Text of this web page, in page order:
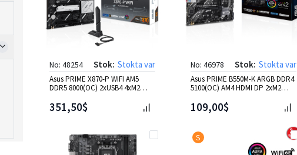
No: 48254 Stok: Stokta var
Asus PRIME X870-P WIFI AM5
DDR5 8000(OC) 2xUSB4 4xM2
351,50$
No: 46978 Stok: Stokta var
Asus PRIME B550M-K ARGB DDR4
5100(OC) AM4 HDMI DP 2xM2
109,00$
S